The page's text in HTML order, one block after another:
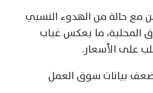
مع حالة من الهدوء النسبي
المحلية، ما يعكس غياب
على الأسعار.
بيانات سوق العمل